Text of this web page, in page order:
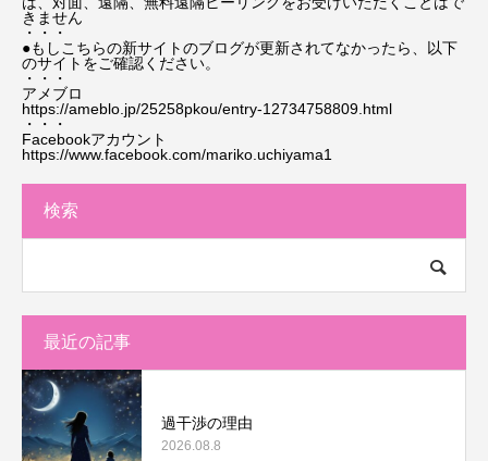
きません
・・・
●もしこちらの新サイトのブログが更新されてなかったら、以下
のサイトをご確認ください。
・・・
アメブロ
https://ameblo.jp/25258pkou/entry-12734758809.html
・・・
Facebookアカウント
https://www.facebook.com/mariko.uchiyama1
検索
最近の記事
過干渉の理由
2026.08.8